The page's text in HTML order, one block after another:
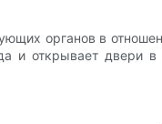
органов в
и открывает двери